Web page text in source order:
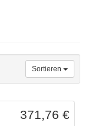
Sortieren
371,76 €